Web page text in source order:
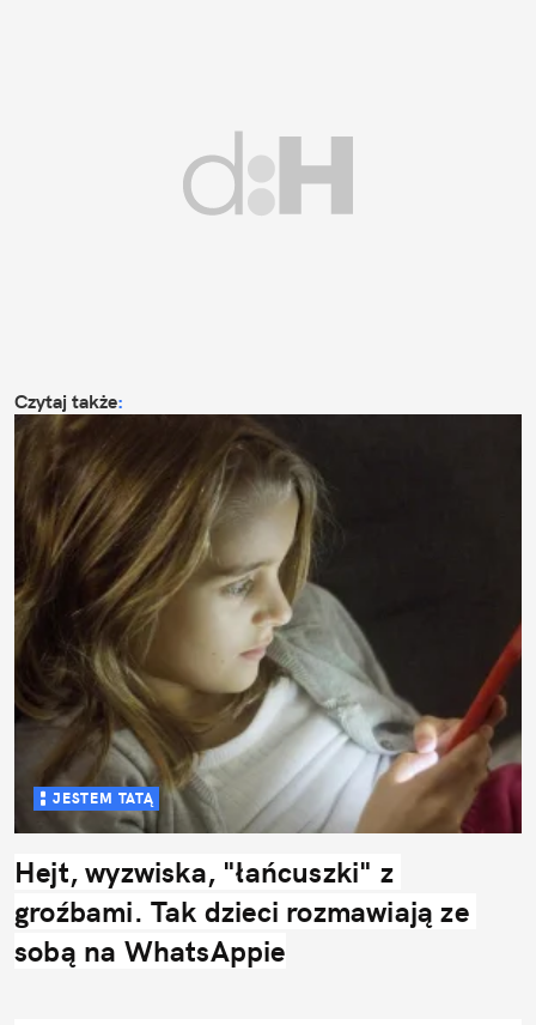
Czytaj także:
JESTEM TATĄ
Hejt, wyzwiska, "łańcuszki" z
groźbami. Tak dzieci rozmawiają ze
sobą na WhatsAppie